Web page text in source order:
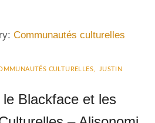
Communautés culturelles
CULTURELLES
JUSTIN
Blackface et les